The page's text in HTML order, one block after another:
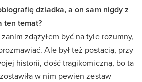
dziadka, a on sam nigdy z
ten temat?
zanim zdążyłem być na tyle rozumny,
Ale był też postacią, przy
historii, dość tragikomiczną, bo ta
w nim pewien zestaw